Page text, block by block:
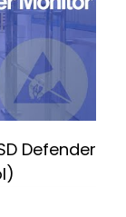
Defender